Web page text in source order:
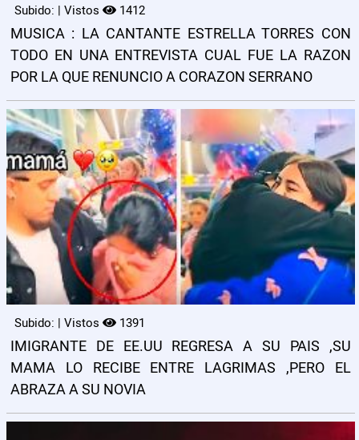
Subido: | Vistos 1412
MUSICA : LA CANTANTE ESTRELLA TORRES CON
TODO EN UNA ENTREVISTA CUAL FUE LA RAZON
POR LA QUE RENUNCIO A CORAZON SERRANO
Subido: | Vistos 1391
IMIGRANTE DE EE.UU REGRESA A SU PAIS ,SU
MAMA LO RECIBE ENTRE LAGRIMAS ,PERO EL
ABRAZA A SU NOVIA